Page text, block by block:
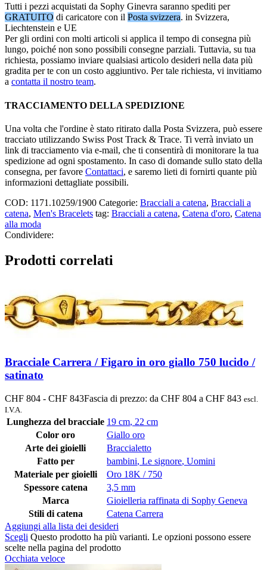
Tutti i pezzi acquistati da Sophy Ginevra saranno spediti per
GRATUITO di caricatore con il Posta svizzera. in Svizzera,
Liechtenstein e UE
Per gli ordini con molti articoli si applica il tempo di consegna più
lungo, poiché non sono possibili consegne parziali. Tuttavia, su tua
richiesta, possiamo inviare qualsiasi articolo desideri nella data più
gradita per te con un costo aggiuntivo. Per tale richiesta, vi invitiamo
a contatta il nostro team.
TRACCIAMENTO DELLA SPEDIZIONE
Una volta che l'ordine è stato ritirato dalla Posta Svizzera, può essere
tracciato utilizzando Swiss Post Track & Trace. Ti verrà inviato un
link di tracciamento via e-mail, che ti consentirà di monitorare la tua
spedizione ad ogni spostamento. In caso di domande sullo stato della
consegna, per favore Contattaci, e saremo lieti di fornirti quante più
informazioni dettagliate possibili.
COD: 1171.10259/1900 Categorie: Bracciali a catena, Bracciali a
catena, Men's Bracelets tag: Bracciali a catena, Catena d'oro, Catena
alla moda
Condividere:
Prodotti correlati
Bracciale Carrera / Figaro in oro giallo 750 lucido /
satinato
CHF 804 - CHF 843Fascia di prezzo: da CHF 804 a CHF 843 escl.
I.V.A.
Lunghezza del bracciale 19 cm, 22 cm
Color oro
Giallo oro
Arte dei gioielli
Braccialetto
Fatto per
bambini, Le signore, Uomini
Materiale per gioielli
Oro 18K / 750
Spessore catena
3,5 mm
Marca
Gioielleria raffinata di Sophy Geneva
Stili di catena
Catena Carrera
Aggiungi alla lista dei desideri
Scegli Questo prodotto ha più varianti. Le opzioni possono essere
scelte nella pagina del prodotto
Occhiata veloce